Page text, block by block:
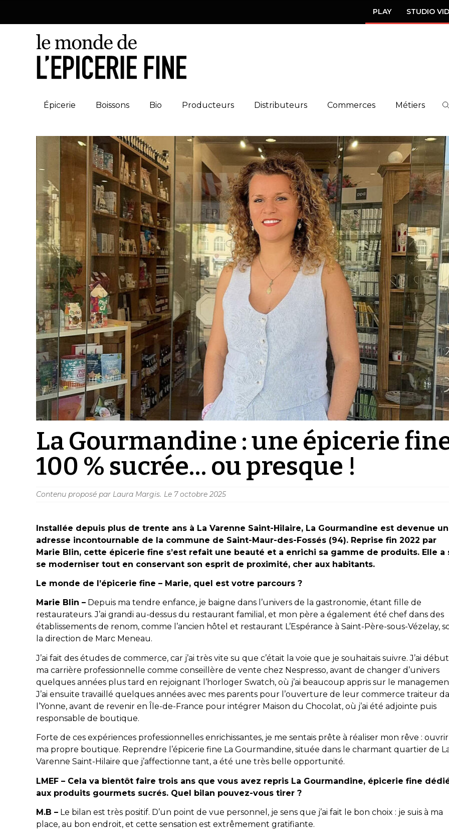
PLAY STUDIO
Épicerie Boissons Bio Producteurs Distributeurs Commerces Métiers
La Gourmandine : une épicerie
100 % sucrée… ou presque !
Contenu proposé par Laura Margis. Le 7 octobre 2025
Installée depuis plus de trente ans à La Varenne Saint-Hilaire, La Gourmandine est devenue
adresse incontournable de la commune de Saint-Maur-des-Fossés (94). Reprise fin 2022 par
Marie Blin, cette épicerie fine s’est refait une beauté et a enrichi sa gamme de produits. Elle a
se moderniser tout en conservant son esprit de proximité, cher aux habitants.
Le monde de l’épicerie fine – Marie, quel est votre parcours ?
Marie Blin – Depuis ma tendre enfance, je baigne dans l’univers de la gastronomie, étant fille de
restaurateurs. J’ai grandi au-dessus du restaurant familial, et mon père a également été chef dans des
établissements de renom, comme l’ancien hôtel et restaurant L’Espérance à Saint-Père-sous-Vézelay,
la direction de Marc Meneau.
J’ai fait des études de commerce, car j’ai très vite su que c’était la voie que je souhaitais suivre. J’ai
ma carrière professionnelle comme conseillère de vente chez Nespresso, avant de changer d’univers
quelques années plus tard en rejoignant l’horloger Swatch, où j’ai beaucoup appris sur le
J’ai ensuite travaillé quelques années avec mes parents pour l’ouverture de leur commerce traiteur
l’Yonne, avant de revenir en Île-de-France pour intégrer Maison du Chocolat, où j’ai été adjointe puis
responsable de boutique.
Forte de ces expériences professionnelles enrichissantes, je me sentais prête à réaliser mon rêve : ouvrir
ma propre boutique. Reprendre l’épicerie fine La Gourmandine, située dans le charmant quartier de
Varenne Saint-Hilaire que j’affectionne tant, a été une très belle opportunité.
LMEF – Cela va bientôt faire trois ans que vous avez repris La Gourmandine, épicerie fine
aux produits gourmets sucrés. Quel bilan pouvez-vous tirer ?
M.B – Le bilan est très positif. D’un point de vue personnel, je sens que j’ai fait le bon choix : je suis à ma
place, au bon endroit, et cette sensation est extrêmement gratifiante.